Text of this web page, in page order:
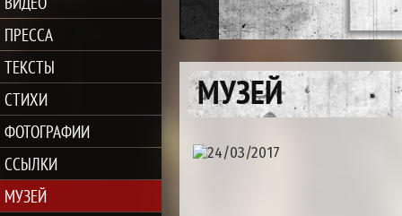
ПРЕССА
ТЕКСТЫ
СТИХИ
ФОТОГРАФИИ
ССЫЛКИ
МУЗЕЙ
МУЗЕЙ